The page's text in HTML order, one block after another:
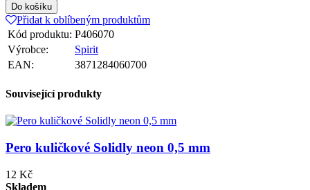
Do košíku
Přidat k oblíbeným produktům
Kód produktu: P406070
Výrobce:
Spirit
EAN:
3871284060700
Související produkty
Pero kuličkové Solidly neon 0,5 mm
12 Kč
Skladem